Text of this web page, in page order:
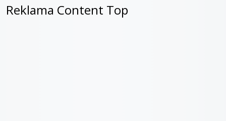
Reklama Content Top